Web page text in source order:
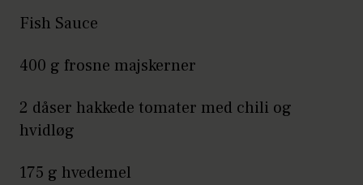
Fish Sauce
400 g frosne majskerner
2 dåser hakkede tomater med chili og
hvidløg
175 g hvedemel